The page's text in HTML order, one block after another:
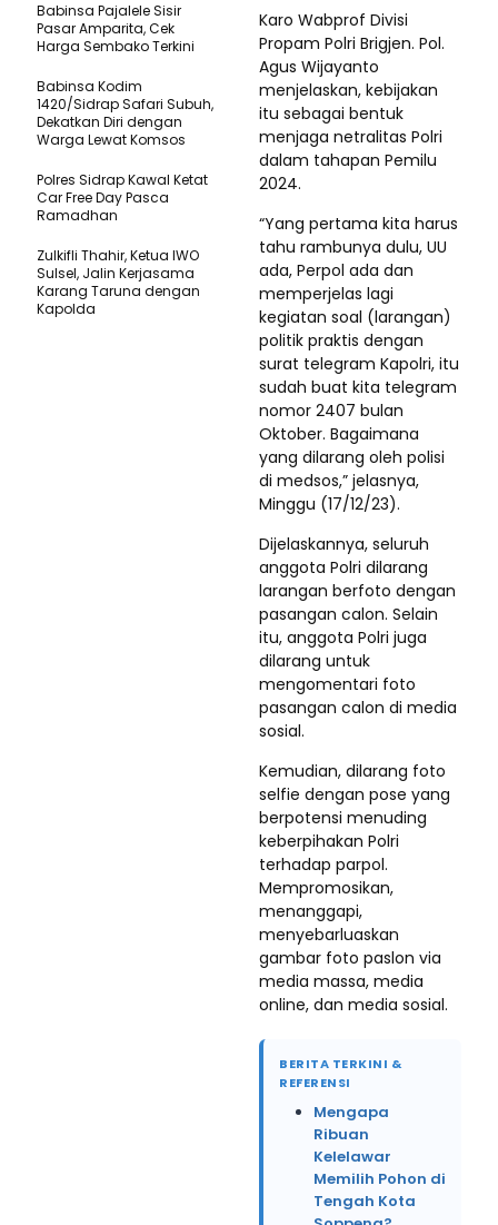
Karo Wabprof Divisi
Propam Polri Brigjen. Pol.
Agus Wijayanto
menjelaskan, kebijakan
itu sebagai bentuk
menjaga netralitas Polri
dalam tahapan Pemilu
2024.
“Yang pertama kita harus
tahu rambunya dulu, UU
ada, Perpol ada dan
memperjelas lagi
kegiatan soal (larangan)
politik praktis dengan
surat telegram Kapolri, itu
sudah buat kita telegram
nomor 2407 bulan
Oktober. Bagaimana
yang dilarang oleh polisi
di medsos,” jelasnya,
Minggu (17/12/23).
Dijelaskannya, seluruh
anggota Polri dilarang
larangan berfoto dengan
pasangan calon. Selain
itu, anggota Polri juga
dilarang untuk
mengomentari foto
pasangan calon di media
sosial.
Kemudian, dilarang foto
selfie dengan pose yang
berpotensi menuding
keberpihakan Polri
terhadap parpol.
Mempromosikan,
menanggapi,
menyebarluaskan
gambar foto paslon via
media massa, media
online, dan media sosial.
BERITA TERKINI &
REFERENSI
Mengapa
Ribuan
Kelelawar
Memilih Pohon di
Tengah Kota
Babinsa Pajalele Sisir
Pasar Amparita, Cek
Harga Sembako Terkini
Babinsa Kodim
1420/Sidrap Safari Subuh,
Dekatkan Diri dengan
Warga Lewat Komsos
Polres Sidrap Kawal Ketat
Car Free Day Pasca
Ramadhan
Zulkifli Thahir, Ketua IWO
Sulsel, Jalin Kerjasama
Karang Taruna dengan
Kapolda